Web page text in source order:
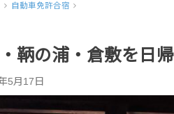
自動車免許合宿
鞆の浦・倉敷を日
5月17日